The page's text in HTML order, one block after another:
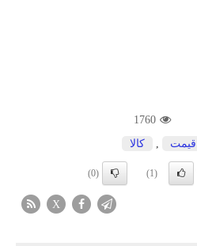
1760
قیمت , كالا
(1)
(0)
X